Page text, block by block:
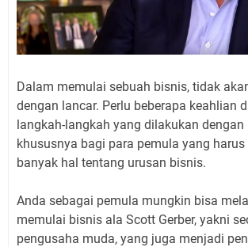
Dalam memulai sebuah bisnis, tidak
dengan lancar. Perlu beberapa keahlian
langkah-langkah yang dilakukan dengan
khususnya bagi para pemula yang
banyak hal tentang urusan bisnis.
Anda sebagai pemula mungkin bisa
memulai bisnis ala Scott Gerber, yakni
pengusaha muda, yang juga menjadi